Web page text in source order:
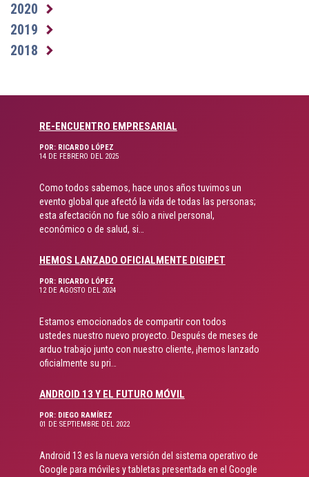
2020
2019
2018
RE-ENCUENTRO EMPRESARIAL
POR: RICARDO LÓPEZ
14 DE FEBRERO DEL 2025
Como todos sabemos, hace unos años tuvimos un
evento global que afectó la vida de todas las personas;
esta afectación no fue sólo a nivel personal,
económico o de salud, si…
HEMOS LANZADO OFICIALMENTE DIGIPET
POR: RICARDO LÓPEZ
12 DE AGOSTO DEL 2024
Estamos emocionados de compartir con todos
ustedes nuestro nuevo proyecto. Después de meses de
arduo trabajo junto con nuestro cliente, ¡hemos lanzado
oficialmente su pri…
ANDROID 13 Y EL FUTURO MÓVIL
POR: DIEGO RAMÍREZ
01 DE SEPTIEMBRE DEL 2022
Android 13 es la nueva versión del sistema operativo de
Google para móviles y tabletas presentada en el Google